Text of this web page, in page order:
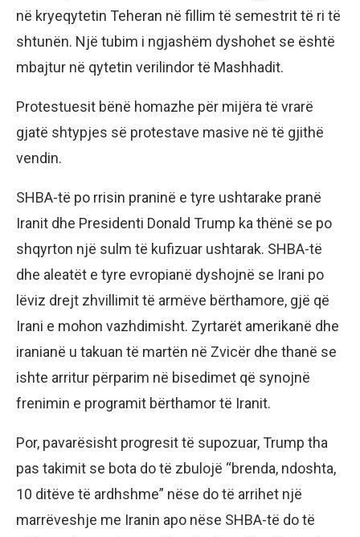
në kryeqytetin Teheran në fillim të semestrit të ri të
shtunën. Një tubim i ngjashëm dyshohet se është
mbajtur në qytetin verilindor të Mashhadit.
Protestuesit bënë homazhe për mijëra të vrarë
gjatë shtypjes së protestave masive në të gjithë
vendin.
SHBA-të po rrisin praninë e tyre ushtarake pranë
Iranit dhe Presidenti Donald Trump ka thënë se po
shqyrton një sulm të kufizuar ushtarak. SHBA-të
dhe aleatët e tyre evropianë dyshojnë se Irani po
lëviz drejt zhvillimit të armëve bërthamore, gjë që
Irani e mohon vazhdimisht. Zyrtarët amerikanë dhe
iranianë u takuan të martën në Zvicër dhe thanë se
ishte arritur përparim në bisedimet që synojnë
frenimin e programit bërthamor të Iranit.
Por, pavarësisht progresit të supozuar, Trump tha
pas takimit se bota do të zbulojë “brenda, ndoshta,
10 ditëve të ardhshme” nëse do të arrihet një
marrëveshje me Iranin apo nëse SHBA-të do të